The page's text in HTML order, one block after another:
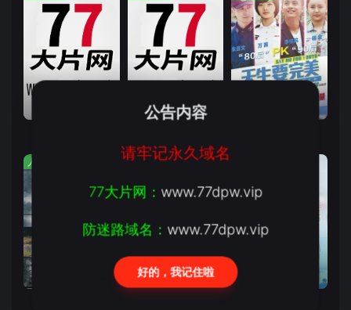
村官到公务员的成长史
人气:457
更新至29集
人气:320
公告内容
请牢记永久域名
77大片网： www.77dpw.vip
防迷路域名： www.77dpw.vip
好的，我记住啦